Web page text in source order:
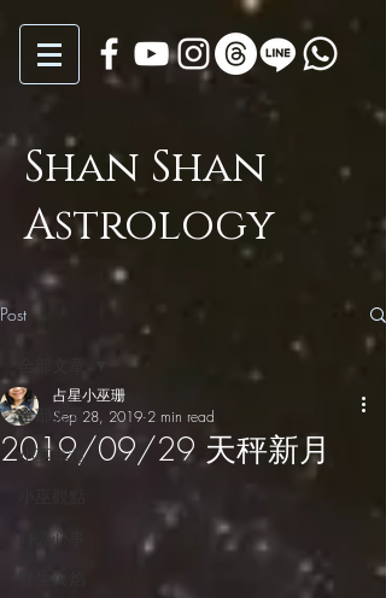
Shan Shan
Astrology
Post
全部文章
小巫年運
月亮心事
雙生火焰
2019/09/29 天秤新月
占星小巫珊
Sep 28, 2019 2 min read